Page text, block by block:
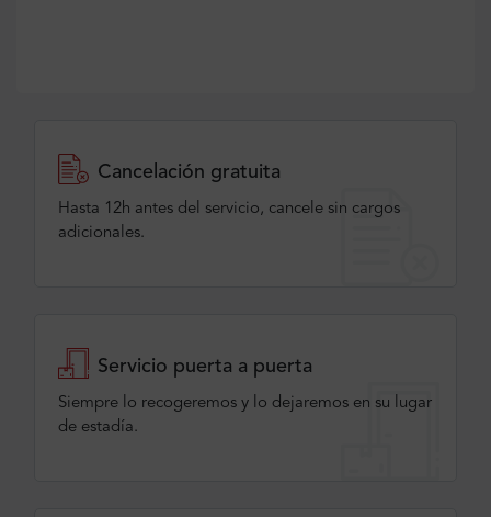
Cancelación gratuita
Hasta 12h antes del servicio, cancele sin cargos
adicionales.
Servicio puerta a puerta
Siempre lo recogeremos y lo dejaremos en su lugar
de estadía.